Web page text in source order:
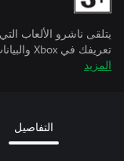
يتلقى ناشرو الألعاب
تعريفك في Xbox والبيانات المقترنة بينما تمارس الألعاب.
المزيد
التفاصيل